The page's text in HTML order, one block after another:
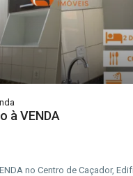
à VENDA
no Centro de Caçador,